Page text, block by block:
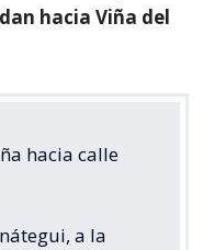
hacia Viña del
hacia calle
a la